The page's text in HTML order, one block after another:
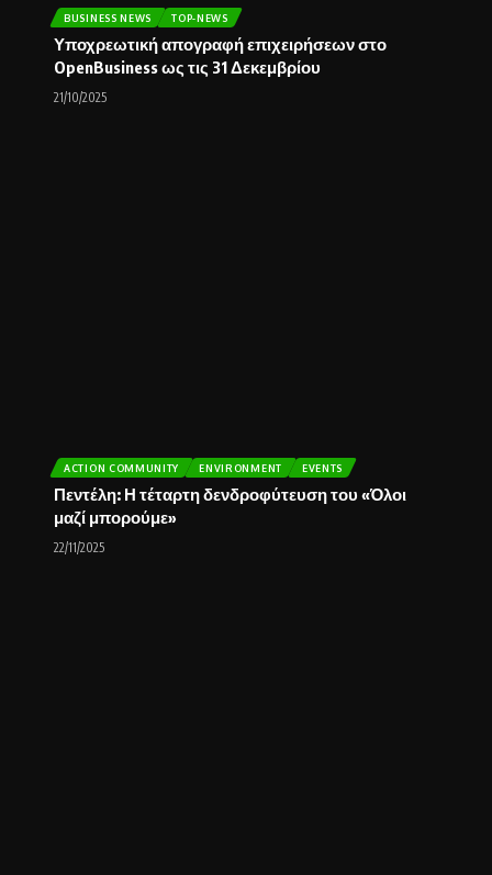
BUSINESS NEWS TOP-NEWS
Υποχρεωτική απογραφή επιχειρήσεων στο
OpenBusiness ως τις 31 Δεκεμβρίου
21/10/2025
ACTION COMMUNITY ENVIRONMENT EVENTS
Πεντέλη: Η τέταρτη δενδροφύτευση του «Όλοι
μαζί μπορούμε»
22/11/2025